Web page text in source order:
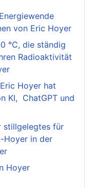
von Eric Hoyer
°C, die ständig
Radioaktivität
Hoyer hat
KI, ChatGPT und
stillgelegtes für
Hoyer in der
Hoyer